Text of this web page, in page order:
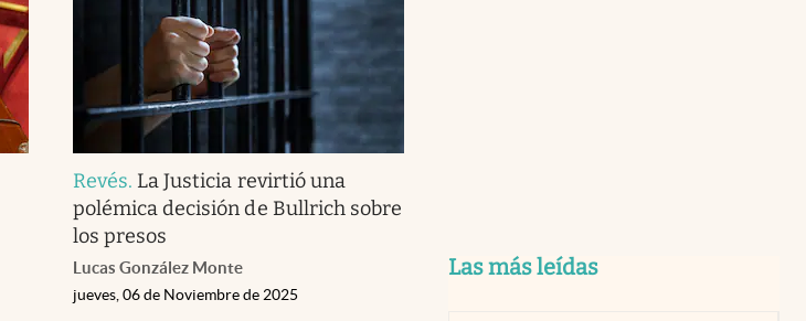
Revés. La Justicia revirtió una
polémica decisión de Bullrich sobre
los presos
Lucas González Monte
jueves, 06 de Noviembre de 2025
Las más leídas